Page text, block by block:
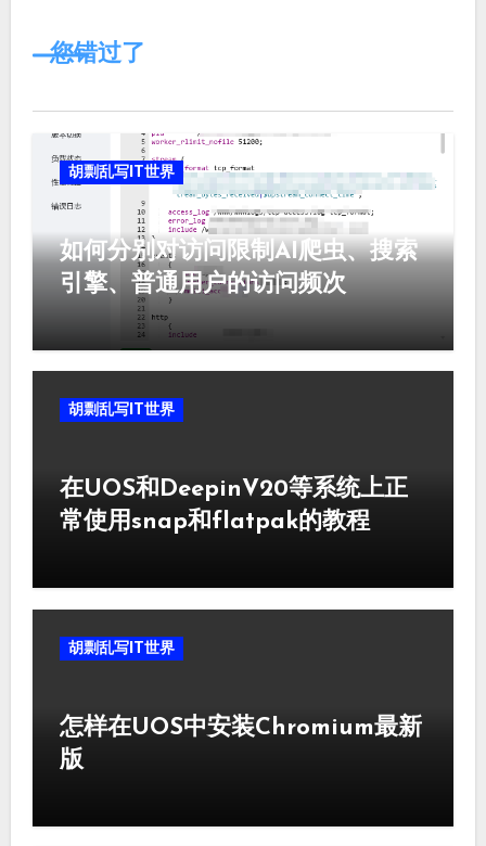
您错过了
胡剽乱写IT世界
如何分别对访问限制AI爬虫、搜索
引擎、普通用户的访问频次
胡剽乱写IT世界
在UOS和DeepinV20等系统上正
常使用snap和flatpak的教程
胡剽乱写IT世界
怎样在UOS中安装Chromium最新
版